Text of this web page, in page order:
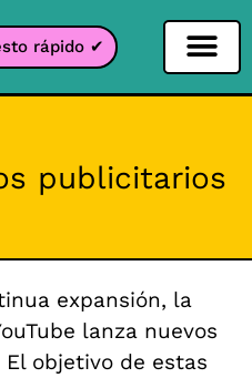
rápido ✔
publicitarios
expansión, la
lanza nuevos
objetivo de estas